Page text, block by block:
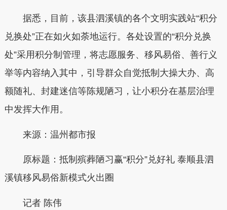
据悉，目前，该县泗溪镇的各个文明实践站“积分
兑换处”正在如火如荼地运行。 各处设置的“积分兑换
处”采用积分制管理，将志愿服务、移风易俗、善行义
举等内容纳入其中，引导群众自觉抵制大操大办、高
额随礼、封建迷信等陈规陋习，让小积分在基层治理
中发挥大作用。
来源：温州都市报
原标题： 抵制殡葬陋习赢“积分”兑好礼 泰顺县泗
溪镇移风易俗新模式火出圈
记者 陈伟